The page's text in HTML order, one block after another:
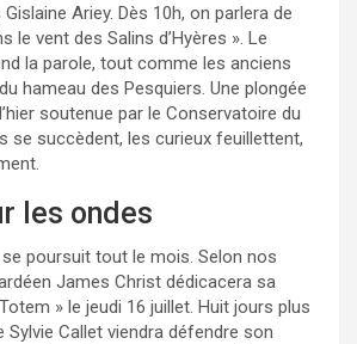
Ariey. Dès 10h, on parlera de
le vent des Salins d’Hyères ». Le
la parole, tout comme les anciens
hameau des Pesquiers. Une plongée
soutenue par le Conservatoire du
se succèdent, les curieux feuillettent,
les ondes
poursuit tout le mois. Selon nos
James Christ dédicacera sa
» le jeudi 16 juillet. Huit jours plus
Sylvie Callet viendra défendre son